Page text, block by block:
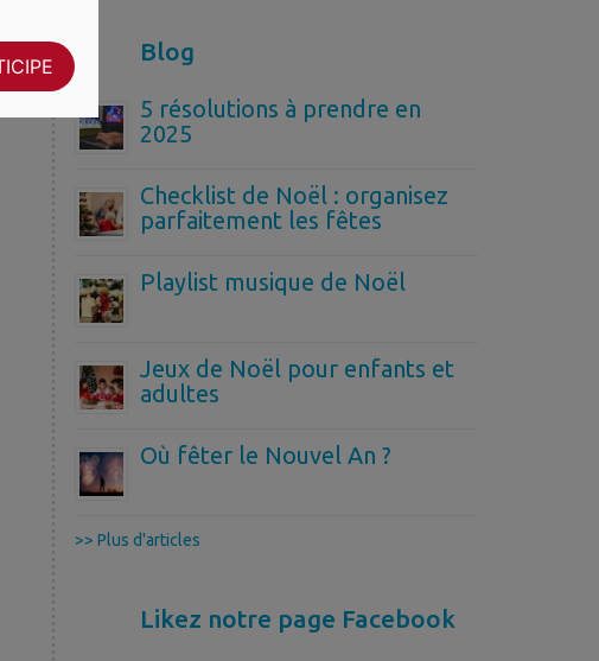
Blog
5 résolutions à prendre en
2025
Checklist de Noël : organisez
parfaitement les fêtes
Playlist musique de Noël
Jeux de Noël pour enfants et
adultes
Où fêter le Nouvel An ?
>> Plus d'articles
Likez notre page Facebook